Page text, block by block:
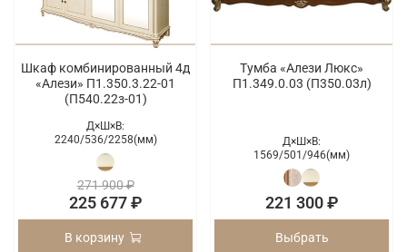
Шкаф комбинированный 4д
«Алези» П1.350.3.22-01
(П540.22з-01)
Д×Ш×В:
2240/536/2258(мм)
271 900 ₽
225 677 ₽
В корзину
Тумба «Алези Люкс»
П1.349.0.03 (П350.03л)
Д×Ш×В:
1569/501/946(мм)
221 300 ₽
Выбрать